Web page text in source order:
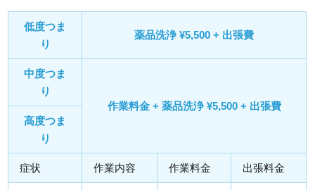
低度つま
り
薬品洗浄 ¥5,500 + 出張費
中度つま
り
作業料金 + 薬品洗浄 ¥5,500 + 出張費
高度つま
り
症状 作業内容 作業料金 出張料金